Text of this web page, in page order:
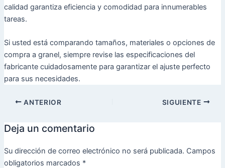
calidad garantiza eficiencia y comodidad para innumerables
tareas.
Si usted está comparando tamaños, materiales o opciones de
compra a granel, siempre revise las especificaciones del
fabricante cuidadosamente para garantizar el ajuste perfecto
para sus necesidades.
ANTERIOR SIGUIENTE
Deja un comentario
Su dirección de correo electrónico no será publicada. Campos
obligatorios marcados *